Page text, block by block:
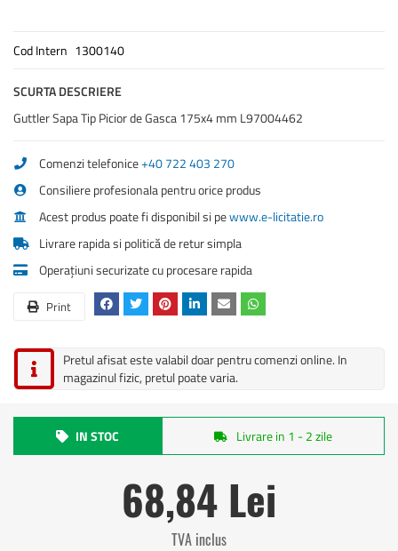
Cod Intern 1300140
SCURTA DESCRIERE
Guttler Sapa Tip Picior de Gasca 175x4 mm L97004462
Comenzi telefonice+40 722 403 270
Consiliere profesionala pentru orice produs
Acest produs poate fi disponibil si pewww.e-licitatie.ro
Livrare rapida si politică de retur simpla
Operațiuni securizate cu procesare rapida
Print
Pretul afisat este valabil doar pentru comenzi online. In
magazinul fizic, pretul poate varia.
IN STOC Livrare in 1 - 2 zile
68,84 Lei
TVA inclus